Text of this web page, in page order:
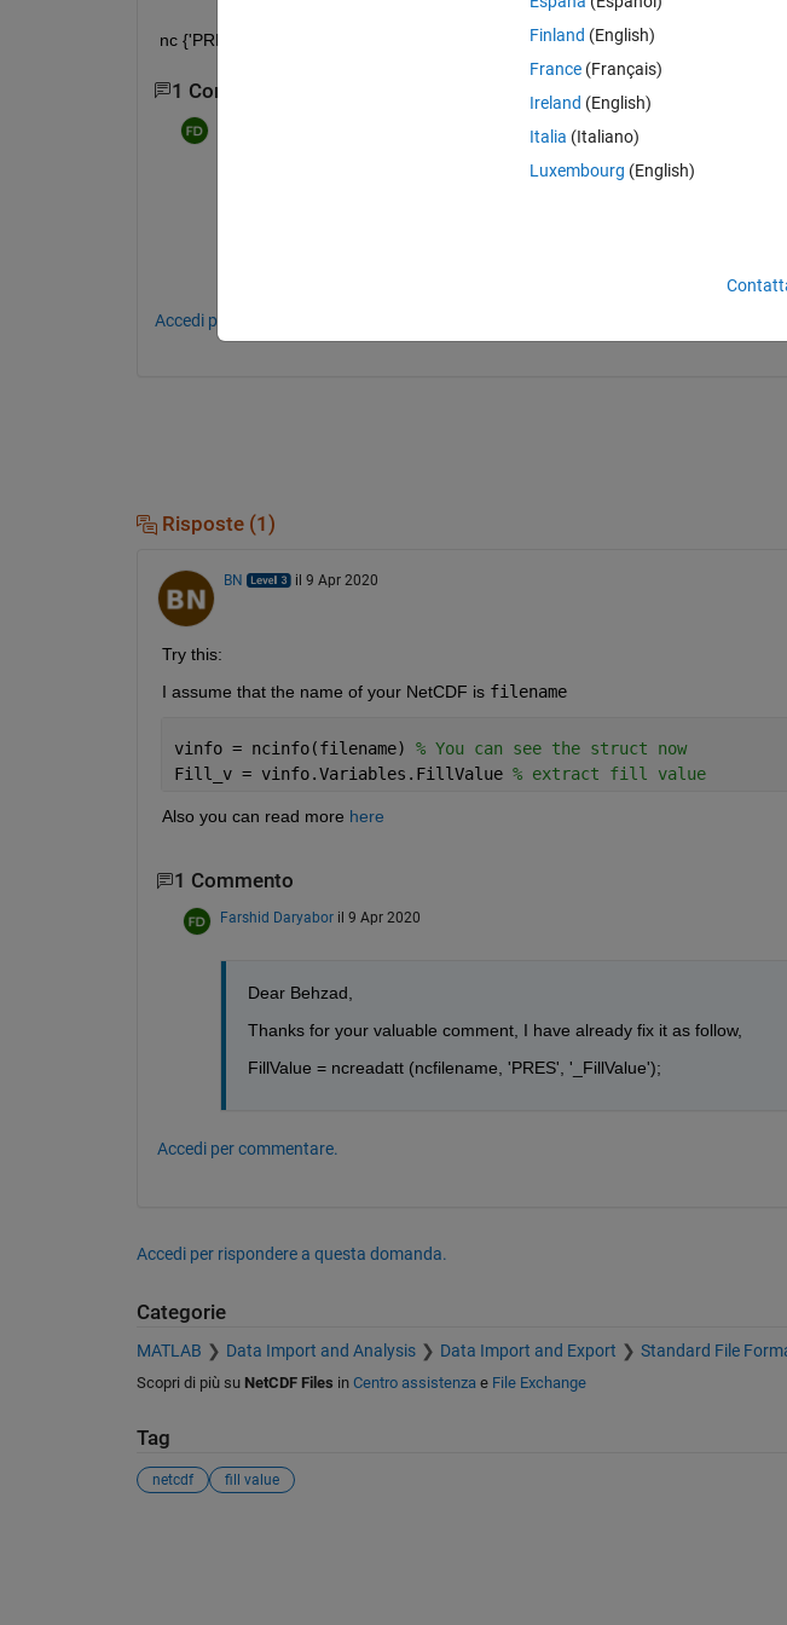
nc {'PRES'}. FillValue_ = ncfloat (99999);
1 Commento
Accedi per commentare.
Risposte (1)
BN il 9 Apr 2020
Try this:
I assume that the name of your NetCDF is filename
vinfo = ncinfo(filename) % You can see the struct now
Fill_v = vinfo.Variables.FillValue % extract fill value
Also you can read more here
1 Commento
Farshid Daryabor il 9 Apr 2020
Dear Behzad,
Thanks for your valuable comment, I have already fix it as follow,
FillValue = ncreadatt (ncfilename, 'PRES', '_FillValue');
Accedi per commentare.
Accedi per rispondere a questa domanda.
Categorie
MATLAB Data Import and Analysis Data Import and Export Standard File
Scopri di più su NetCDF Files in Centro assistenzae File Exchange
Tag
netcdf fill value
Finland (English)
France (Français)
Ireland (English)
Italia (Italiano)
Luxembourg (English)